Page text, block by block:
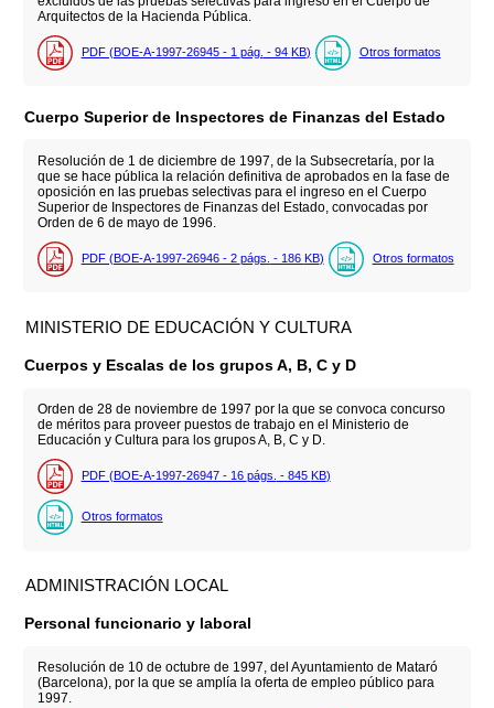
Arquitectos de la Hacienda Pública.
PDF (BOE-A-1997-26945 - 1 pág. - 94 KB) Otros formatos
Cuerpo Superior de Inspectores de Finanzas del Estado
Resolución de 1 de diciembre de 1997, de la Subsecretaría, por la
que se hace pública la relación definitiva de aprobados en la fase de
oposición en las pruebas selectivas para el ingreso en el Cuerpo
Superior de Inspectores de Finanzas del Estado, convocadas por
Orden de 6 de mayo de 1996.
PDF (BOE-A-1997-26946 - 2 págs. - 186 KB) Otros formatos
MINISTERIO DE EDUCACIÓN Y CULTURA
Cuerpos y Escalas de los grupos A, B, C y D
Orden de 28 de noviembre de 1997 por la que se convoca concurso
de méritos para proveer puestos de trabajo en el Ministerio de
Educación y Cultura para los grupos A, B, C y D.
PDF (BOE-A-1997-26947 - 16 págs. - 845 KB)
Otros formatos
ADMINISTRACIÓN LOCAL
Personal funcionario y laboral
Resolución de 10 de octubre de 1997, del Ayuntamiento de Mataró
(Barcelona), por la que se amplía la oferta de empleo público para
1997.